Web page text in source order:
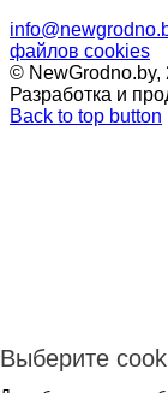
файлов cookies
© NewGrodno.by,
Разработка и
Back to top button
Выберите